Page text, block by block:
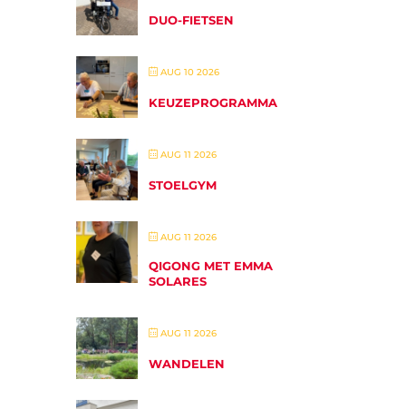
DUO-FIETSEN
AUG 10 2026
KEUZEPROGRAMMA
AUG 11 2026
STOELGYM
AUG 11 2026
QIGONG MET EMMA
SOLARES
AUG 11 2026
WANDELEN